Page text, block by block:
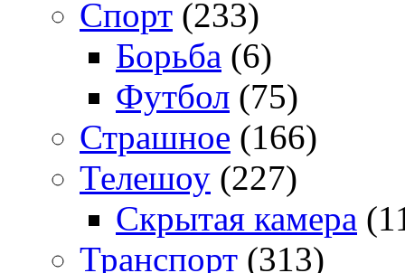
Спорт (233)
Борьба (6)
Футбол (75)
Страшное (166)
Телешоу (227)
Скрытая камера
Транспорт (313)